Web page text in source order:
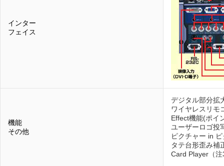
インター
フェイス
機能
その他
デジタル部分拡
ワイヤレスリモ
Effect機能(ポイ
ユーザーロゴ投
ピクチャー in
タテ台形歪み補
Card Player（